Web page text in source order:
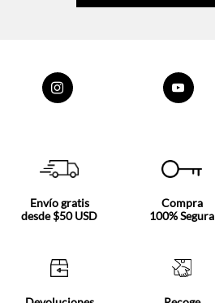
Envío gratis
desde $50 USD
Compra
100% Segura